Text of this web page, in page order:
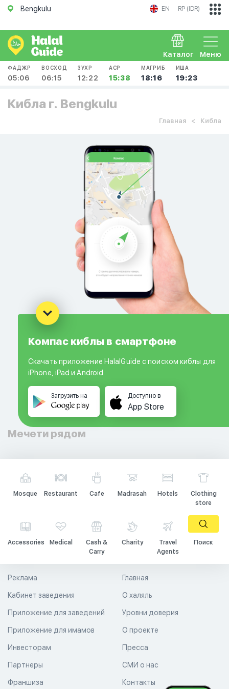
Bengkulu EN RP (IDR)
Меню
Каталог
ФАДЖР
05:06
ВОСХОД
06:15
ЗУХР
12:22
АСР
15:38
МАГРИБ
18:16
ИША
19:23
Кибла г. Bengkulu
Главная Кибла
Компас киблы в смартфоне
Скачать приложение HalalGuide с поиском киблы для
iPhone, iPad и Android
Загрузить на Доступно в
App Store
Мечети рядом
Mosque Restaurant Cafe Madrasah Hotels
Clothing
store
Accessories Medical
Cash &
Carry
Charity
Travel
Agents
Поиск
Главная
О халяль
Уровни доверия
Реклама
Кабинет заведения
Приложение для заведений
Приложение для имамов О проекте
Пресса
СМИ о нас
Контакты
Инвесторам
Партнеры
Франшиза